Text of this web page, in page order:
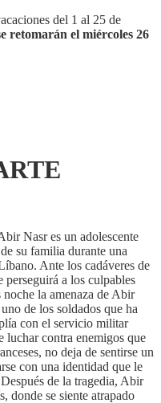
del 1 al 25 de
retomarán el miércoles 26
Nasr es un adolescente
su familia durante una
Ante los cadáveres de
perseguirá a los culpables
la amenaza de Abir
de los soldados que ha
con el servicio militar
luchar contra enemigos que
no deja de sentirse un
con una identidad que le
de la tragedia, Abir
donde se siente atrapado